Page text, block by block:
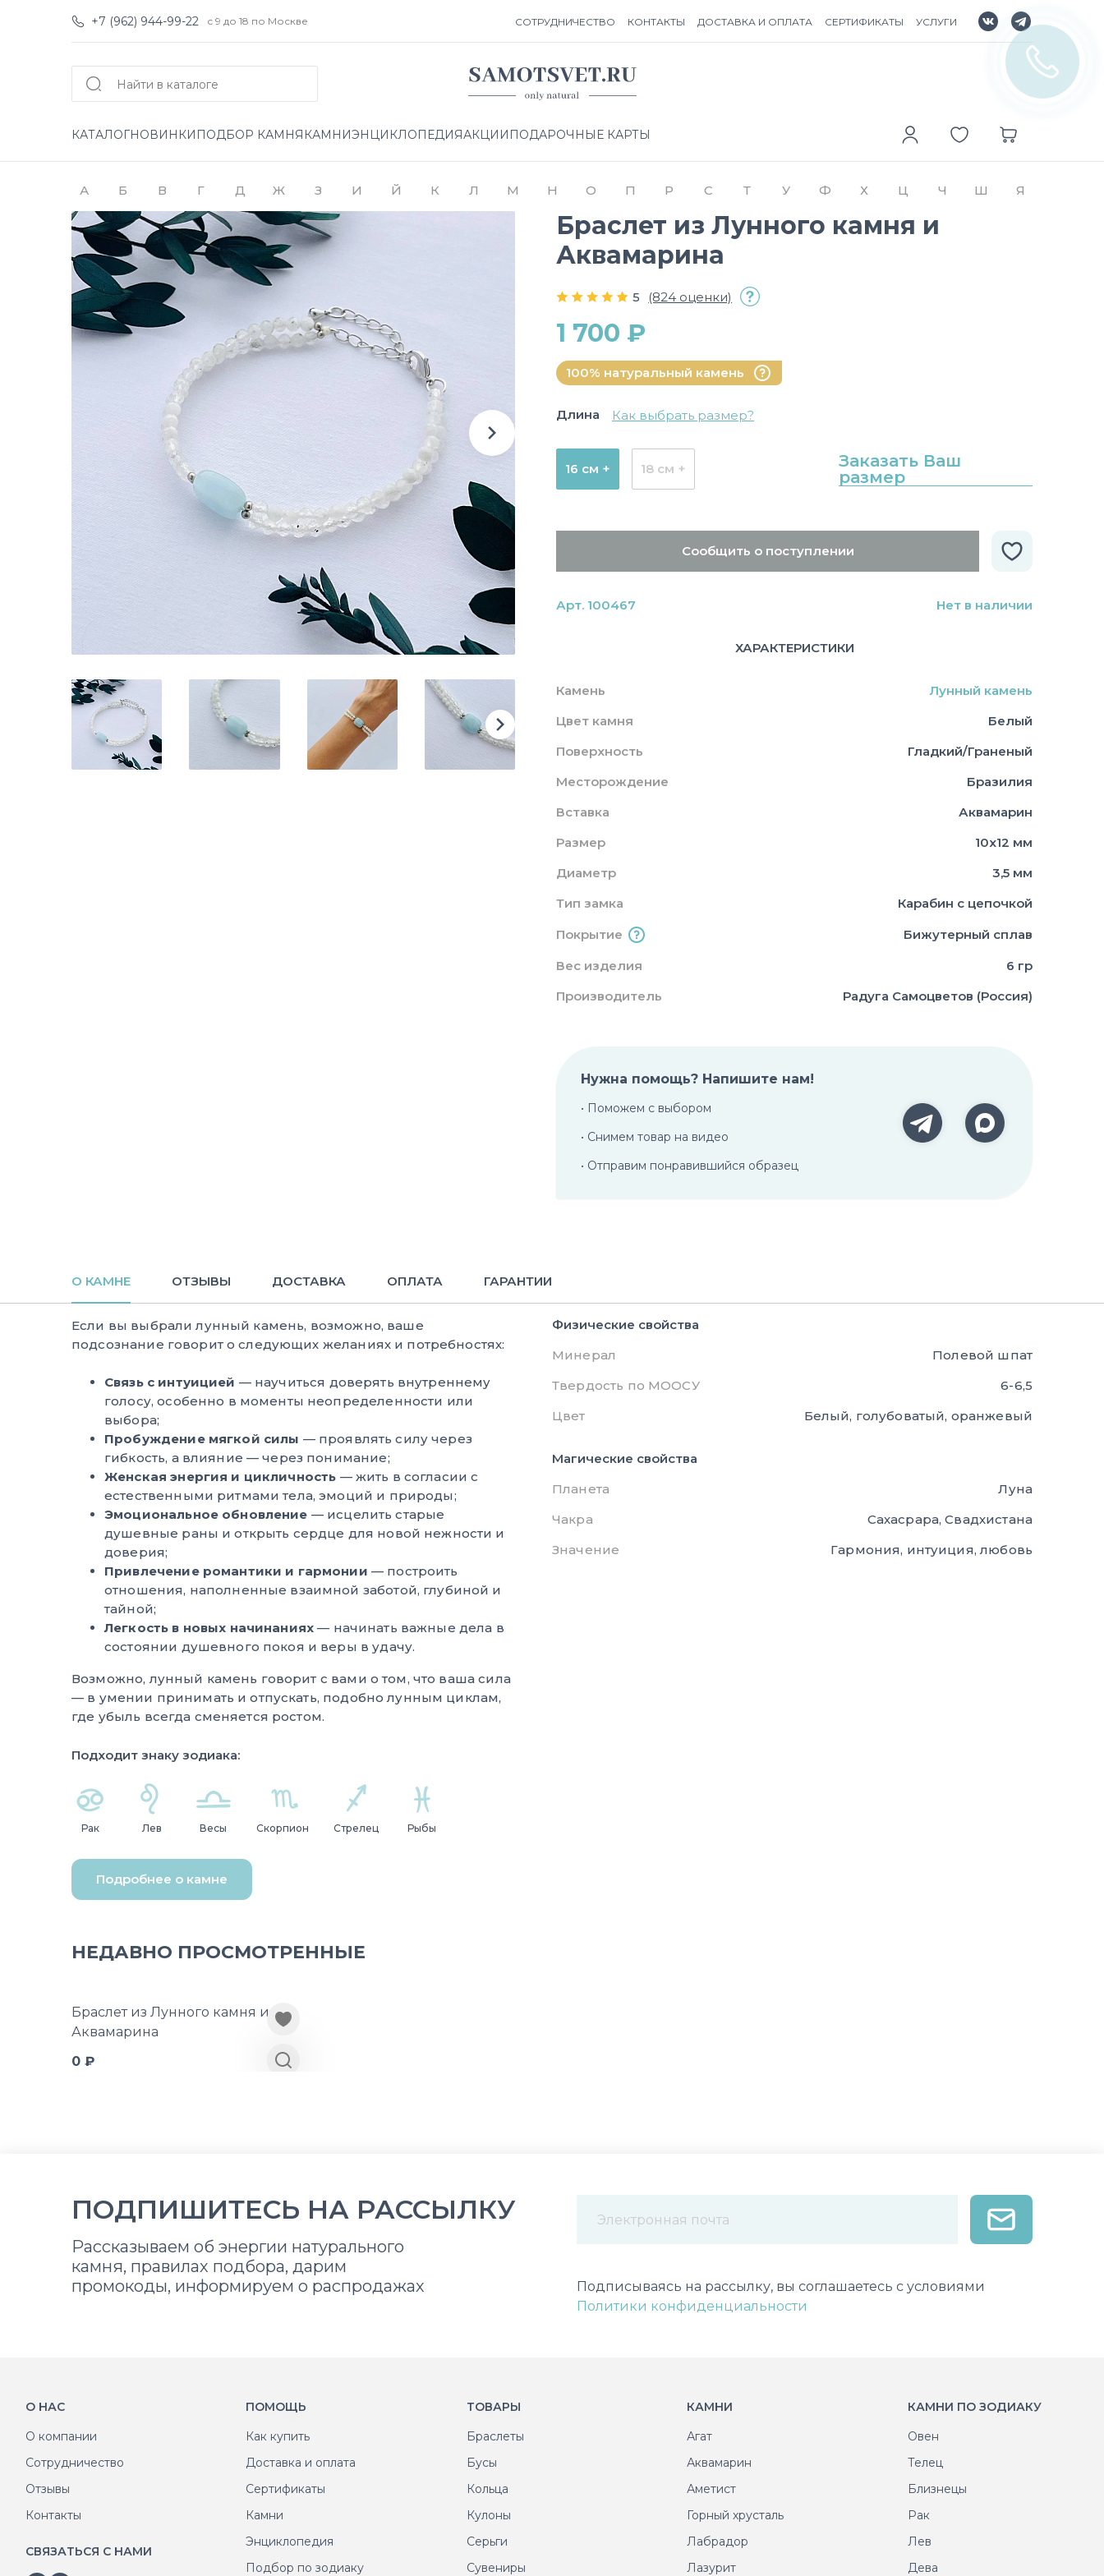
+7 (962) 944-99-22 с 9 до 18 по Москве СОТРУДНИЧЕСТВО КОНТАКТЫ ДОСТАВКА И ОПЛАТА СЕРТИФИКАТЫ УСЛУГИ
КАТАЛОГНОВИНКИ ПОДБОР КАМНЯ КАМНИЭНЦИКЛОПЕДИЯАКЦИИ ПОДАРОЧНЫЕ КАРТЫ
А Б В Г Д Ж З И Й К Л М Н О П Р С Т У Ф Х Ц Ч Ш Я
Браслет из Лунного камня и
Аквамарина
5 (824 оценки)
1 700 ₽
100% натуральный камень
Длина Как выбрать размер?
16 см + 18 см +
Заказать Ваш
размер
Сообщить о поступлении
Арт. 100467 Нет в наличии
ХАРАКТЕРИСТИКИ
Камень
Лунный камень
Цвет камня
Белый
Поверхность
Гладкий/Граненый
Месторождение
Бразилия
Вставка
Аквамарин
Размер
10х12 мм
Диаметр
3,5 мм
Тип замка
Карабин с цепочкой
Покрытие
Бижутерный сплав
Вес изделия
6 гр
Производитель
Радуга Самоцветов (Россия)
Нужна помощь? Напишите нам!
• Поможем с выбором
• Снимем товар на видео
• Отправим понравившийся образец
О КАМНЕ ОТЗЫВЫ ДОСТАВКА ОПЛАТА ГАРАНТИИ
Если вы выбрали лунный камень, возможно, ваше
подсознание говорит о следующих желаниях и потребностях:
Связь с интуицией — научиться доверять внутреннему
голосу, особенно в моменты неопределенности или
выбора;
Пробуждение мягкой силы — проявлять силу через
гибкость, а влияние — через понимание;
Женская энергия и цикличность — жить в согласии с
естественными ритмами тела, эмоций и природы;
Эмоциональное обновление — исцелить старые
душевные раны и открыть сердце для новой нежности и
доверия;
Привлечение романтики и гармонии — построить
отношения, наполненные взаимной заботой, глубиной и
тайной;
Легкость в новых начинаниях — начинать важные дела в
состоянии душевного покоя и веры в удачу.
Возможно, лунный камень говорит с вами о том, что ваша сила
— в умении принимать и отпускать, подобно лунным циклам,
где убыль всегда сменяется ростом.
Подходит знаку зодиака:
Рак Лев Весы Скорпион Стрелец Рыбы
Подробнее о камне
Физические свойства
Минерал
Полевой шпат
Твердость по МООСУ
6-6,5
Цвет
Белый, голубоватый, оранжевый
Магические свойства
Планета
Луна
Чакра
Сахасрара, Свадхистана
Значение
Гармония, интуиция, любовь
НЕДАВНО ПРОСМОТРЕННЫЕ
Браслет из Лунного камня и
Аквамарина
0 ₽
ПОДПИШИТЕСЬ НА РАССЫЛКУ
Рассказываем об энергии натурального
камня, правилах подбора, дарим
промокоды, информируем о распродажах
Подписываясь на рассылку, вы соглашаетесь с условиями
Политики конфиденциальности
О НАС
О компании
Сотрудничество
Отзывы
Контакты
СВЯЗАТЬСЯ С НАМИ
ПОМОЩЬ
Как купить
Доставка и оплата
Сертификаты
Камни
Энциклопедия
Подбор по зодиаку
ТОВАРЫ
Браслеты
Бусы
Кольца
Кулоны
Серьги
Сувениры
КАМНИ
Агат
Аквамарин
Аметист
Горный хрусталь
Лабрадор
Лазурит
КАМНИ ПО ЗОДИАКУ
Овен
Телец
Близнецы
Рак
Лев
Дева